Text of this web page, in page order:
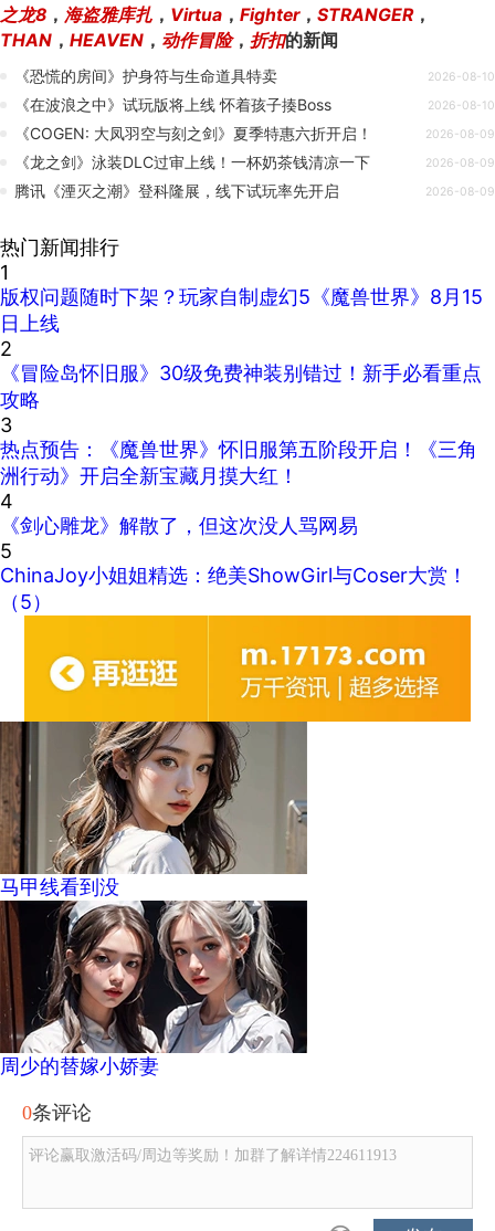
之龙8 ， 海盗雅库扎 ， Virtua ， Fighter， STRANGER，
THAN ， HEAVEN ， 动作冒险， 折扣的新闻
《恐慌的房间》护身符与生命道具特卖 2026-08-10
《在波浪之中》试玩版将上线 怀着孩子揍Boss 2026-08-10
《COGEN: 大凤羽空与刻之剑》夏季特惠六折开启！ 2026-08-09
《龙之剑》泳装DLC过审上线！一杯奶茶钱清凉一下 2026-08-09
腾讯《湮灭之潮》登科隆展，线下试玩率先开启 2026-08-09
热门新闻排行
1
版权问题随时下架？玩家自制虚幻5《魔兽世界》8月15
日上线
2
《冒险岛怀旧服》30级免费神装别错过！新手必看重点
攻略
3
热点预告：《魔兽世界》怀旧服第五阶段开启！《三角
洲行动》开启全新宝藏月摸大红！
4
《剑心雕龙》解散了，但这次没人骂网易
5
ChinaJoy小姐姐精选：绝美ShowGirl与Coser大赏！
（5）
马甲线看到没
周少的替嫁小娇妻
0条评论
评论赢取激活码/周边等奖励！加群了解详情224611913